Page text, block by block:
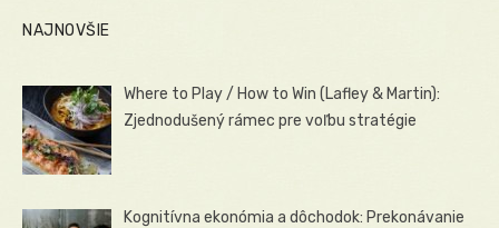
NAJNOVŠIE
Where to Play / How to Win (Lafley & Martin):
Zjednodušený rámec pre voľbu stratégie
Kognitívna ekonómia a dôchodok: Prekonávanie